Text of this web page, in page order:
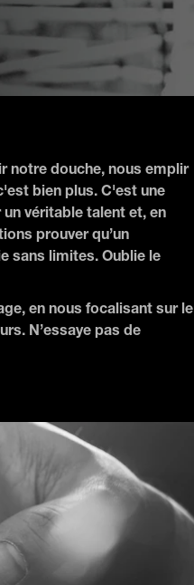
notre douche, nous emplir
bien plus. C'est une
véritable talent et, en
prouver qu’un
sans limites. Oublie le
en nous focalisant sur le
N’essaye pas de